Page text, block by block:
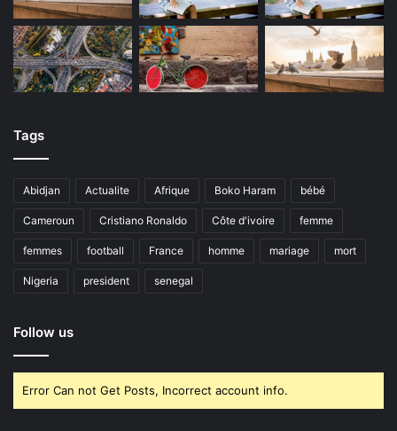
Tags
Abidjan Actualite Afrique Boko Haram bébé
Cameroun Cristiano Ronaldo Côte d'ivoire femme
femmes football France homme mariage mort
Nigeria president senegal
Follow us
Error Can not Get Posts, Incorrect account info.